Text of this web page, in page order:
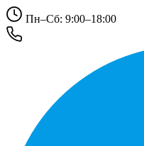
Пн–Сб: 9:00–18:00